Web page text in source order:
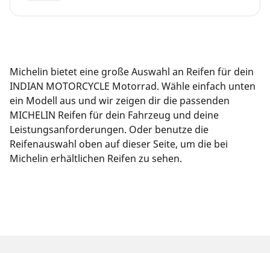
Michelin bietet eine große Auswahl an Reifen für dein
INDIAN MOTORCYCLE Motorrad. Wähle einfach unten
ein Modell aus und wir zeigen dir die passenden
MICHELIN Reifen für dein Fahrzeug und deine
Leistungsanforderungen. Oder benutze die
Reifenauswahl oben auf dieser Seite, um die bei
Michelin erhältlichen Reifen zu sehen.